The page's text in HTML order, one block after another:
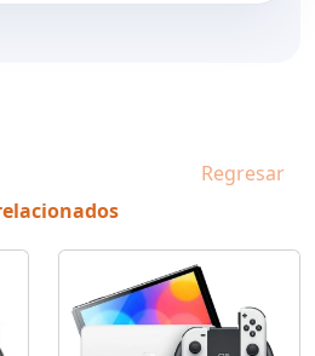
Regresar